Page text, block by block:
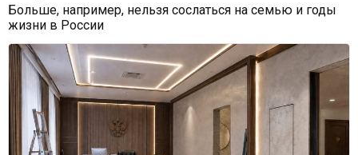
Больше, например, нельзя сослаться на семью и годы
жизни в России